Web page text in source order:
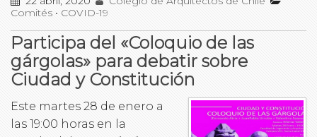
Comités • COVID-19
Participa del «Coloquio de las
gárgolas» para debatir sobre
Ciudad y Constitución
Este martes 28 de enero a
las 19:00 horas en la